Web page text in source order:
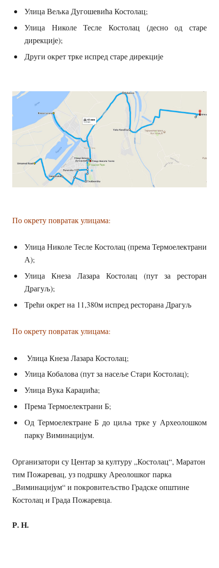
Улица Вељка Дугошевића Костолац;
Улица Николе Тесле Костолац (десно од старе
дирекције);
Други окрет трке испред старе дирекције
По окрету повратак улицама:
Улица Николе Тесле Костолац (према Термоелектрани
А);
Улица Кнеза Лазара Костолац (пут за ресторан
Драгуљ);
Трећи окрет на 11,380м испред ресторана Драгуљ
По окрету повратак улицама:
Улица Кнеза Лазара Костолац;
Улица Кобалова (пут за насеље Стари Костолац);
Улица Вука Караџића;
Према Термоелектрани Б;
Од Термоелектране Б до циља трке у Археолошком
парку Виминацијум.
Организатори су Центар за културу „Костолац“, Маратон
тим Пожаревац, уз подршку Ареолошког парка
„Виминацијум“ и покровитељство Градске општине
Костолац и Града Пожаревца.
Р. Н.